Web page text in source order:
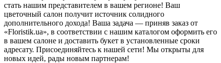
стать нашим представителем в вашем регионе! Ваш
цветочный салон получит источник солидного
дополнительного дохода! Ваша задача — приняв заказ от
«Floristik.ua», в соответствии с нашим каталогом оформить его
в вашем салоне и доставить букет в установленные сроки
адресату. Присоединяйтесь к нашей сети! Мы открыты для
новых идей, рады новым партнерам!